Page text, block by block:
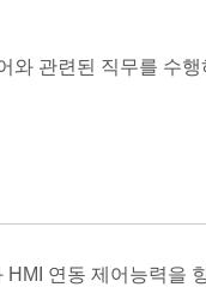
와 관련된 직무를 수
연동 제어능력을